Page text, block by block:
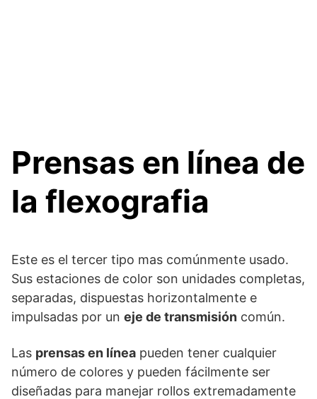
Prensas en línea de
la flexografia
Este es el tercer tipo mas comúnmente usado.
Sus estaciones de color son unidades completas,
separadas, dispuestas horizontalmente e
impulsadas por un eje de transmisión común.
Las prensas en línea pueden tener cualquier
número de colores y pueden fácilmente ser
diseñadas para manejar rollos extremadamente